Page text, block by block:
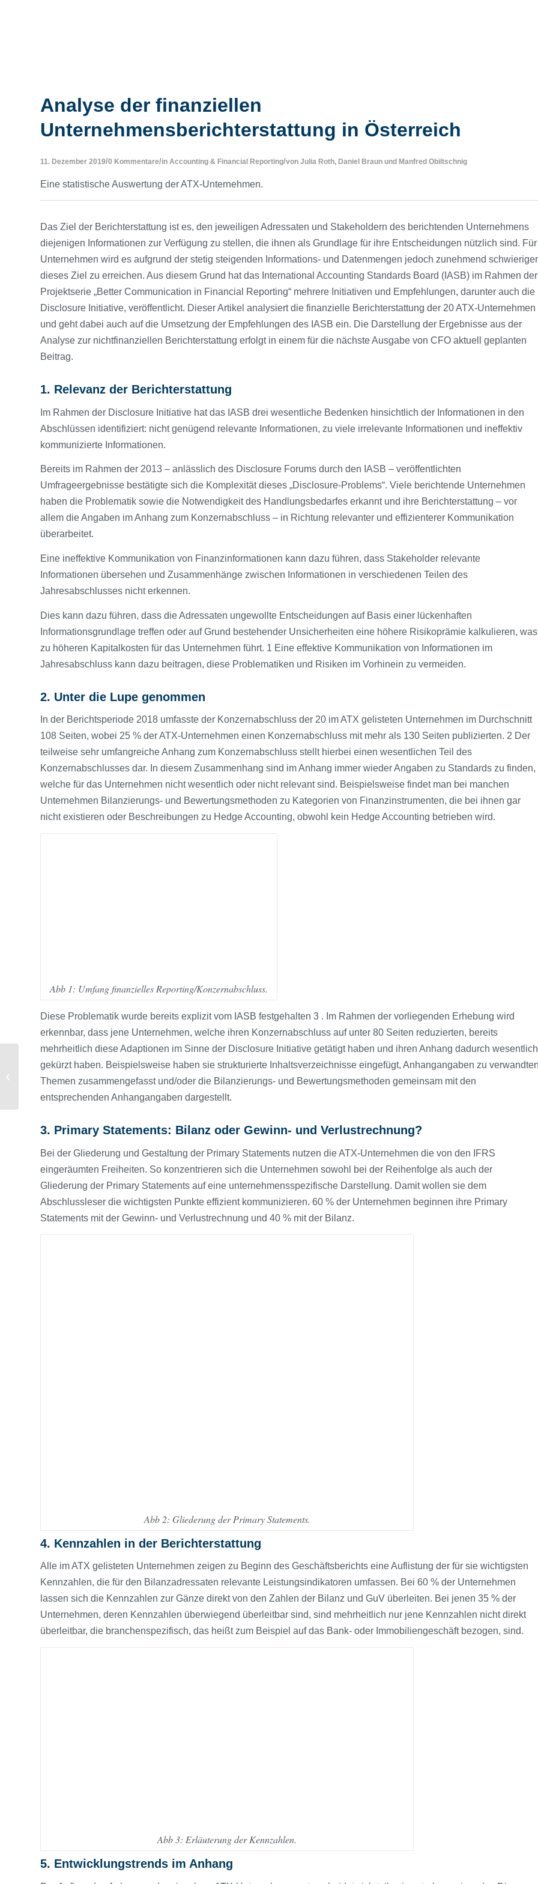
Analyse der finanziellen
Unternehmensberichterstattung in Österreich
11. Dezember 2019/0 Kommentare/in Accounting & Financial Reporting/von Julia Roth, Daniel Braun und Manfred Obiltschnig
Eine statistische Auswertung der ATX-Unternehmen.
Das Ziel der Berichterstattung ist es, den jeweiligen Adressaten und Stakeholdern des berichtenden Unternehmens
diejenigen Informationen zur Verfügung zu stellen, die ihnen als Grundlage für ihre Entscheidungen nützlich sind. Für
Unternehmen wird es aufgrund der stetig steigenden Informations- und Datenmengen jedoch zunehmend
dieses Ziel zu erreichen. Aus diesem Grund hat das International Accounting Standards Board (IASB) im Rahmen der
Projektserie „Better Communication in Financial Reporting“ mehrere Initiativen und Empfehlungen, darunter auch die
Disclosure Initiative, veröffentlicht. Dieser Artikel analysiert die finanzielle Berichterstattung der 20 ATX-Unternehmen
und geht dabei auch auf die Umsetzung der Empfehlungen des IASB ein. Die Darstellung der Ergebnisse aus der
Analyse zur nichtfinanziellen Berichterstattung erfolgt in einem für die nächste Ausgabe von CFO aktuell geplanten
Beitrag.
1. Relevanz der Berichterstattung
Im Rahmen der Disclosure Initiative hat das IASB drei wesentliche Bedenken hinsichtlich der Informationen in den
Abschlüssen identifiziert: nicht genügend relevante Informationen, zu viele irrelevante Informationen und ineffektiv
kommunizierte Informationen.
Bereits im Rahmen der 2013 – anlässlich des Disclosure Forums durch den IASB – veröffentlichten
Umfrageergebnisse bestätigte sich die Komplexität dieses „Disclosure-Problems“. Viele berichtende Unternehmen
haben die Problematik sowie die Notwendigkeit des Handlungsbedarfes erkannt und ihre Berichterstattung – vor
allem die Angaben im Anhang zum Konzernabschluss – in Richtung relevanter und effizienterer Kommunikation
überarbeitet.
Eine ineffektive Kommunikation von Finanzinformationen kann dazu führen, dass Stakeholder relevante
Informationen übersehen und Zusammenhänge zwischen Informationen in verschiedenen Teilen des
Jahresabschlusses nicht erkennen.
Dies kann dazu führen, dass die Adressaten ungewollte Entscheidungen auf Basis einer lückenhaften
Informationsgrundlage treffen oder auf Grund bestehender Unsicherheiten eine höhere Risiko­prämie kalkulieren, was
zu höheren Kapital­kosten für das Unternehmen führt. 1 Eine effektive Kommunikation von Informationen im
Jahresabschluss kann dazu beitragen, diese Problematiken und Risiken im Vorhinein zu vermeiden.
2. Unter die Lupe genommen
In der Berichtsperiode 2018 umfasste der Konzernabschluss der 20 im ATX gelisteten Unternehmen im Durchschnitt
108 Seiten, wobei 25 % der ATX-Unternehmen einen Konzernabschluss mit mehr als 130 Seiten publizierten. 2 Der
teilweise sehr umfangreiche Anhang zum Konzernabschluss stellt hierbei einen wesentlichen Teil des
Konzernabschlusses dar. In diesem Zusammenhang sind im Anhang immer wieder Angaben zu Standards zu finden,
welche für das Unternehmen nicht wesentlich oder nicht relevant sind. Beispielsweise findet man bei manchen
Unternehmen Bilanzierungs- und Bewertungs­methoden zu Kategorien von Finanzinstrumenten, die bei ihnen gar
nicht existieren oder Beschreibungen zu Hedge Accounting, obwohl kein Hedge Accounting betrieben wird.
Abb 1: Umfang finanzielles Reporting/Konzernabschluss.
Diese Problematik wurde bereits explizit vom IASB festgehalten 3 . Im Rahmen der vorliegenden Erhebung wird
erkennbar, dass jene Unternehmen, welche ihren Konzernabschluss auf unter 80 Seiten reduzierten, bereits
mehrheitlich diese Adaptionen im Sinne der Disclosure Initiative getätigt haben und ihren Anhang dadurch wesentlich
gekürzt haben. Beispielsweise haben sie strukturierte Inhaltsverzeichnisse eingefügt, Anhangangaben zu
Themen zusammengefasst und/oder die Bilanzierungs- und Bewertungs­methoden gemeinsam mit den
entsprechenden Anhangangaben dargestellt.
3. Primary Statements: Bilanz oder Gewinn- und Verlust­rechnung?
Bei der Gliederung und Gestaltung der Primary Statements nutzen die ATX-Unternehmen die von den IFRS
eingeräumten Freiheiten. So konzentrieren sich die Unternehmen sowohl bei der Reihenfolge als auch der
Gliederung der Primary Statements auf eine unternehmensspezifische Darstellung. Damit wollen sie dem
Abschlussleser die wichtigsten Punkte effizient kommunizieren. 60 % der Unternehmen beginnen ihre Primary
Statements mit der Gewinn- und Verlust­rechnung und 40 % mit der Bilanz.
Abb 2: Gliederung der Primary Statements.
4. Kennzahlen in der Berichterstattung
Alle im ATX gelisteten Unternehmen zeigen zu Beginn des Geschäftsberichts eine Auflistung der für sie wichtigsten
Kennzahlen, die für den Bilanzadressaten relevante Leistungsindikatoren umfassen. Bei 60 % der Unternehmen
lassen sich die Kennzahlen zur Gänze direkt von den Zahlen der Bilanz und GuV überleiten. Bei jenen 35 % der
Unternehmen, deren Kennzahlen überwiegend überleitbar sind, sind mehrheitlich nur jene Kennzahlen nicht direkt
überleitbar, die branchenspezifisch, das heißt zum Beispiel auf das Bank- oder Immobilien­geschäft bezogen, sind.
Abb 3: Erläuterung der Kennzahlen.
5. Entwicklungstrends im Anhang
Strategie – einfach,
kreativ, flexibel